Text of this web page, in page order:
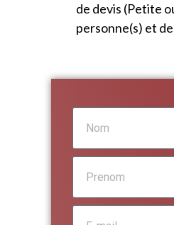
de devis (Petite
personne(s) et